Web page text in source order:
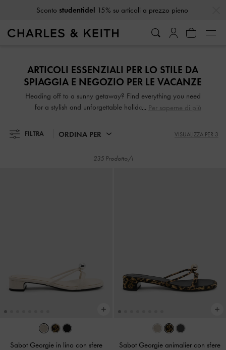
Ricevi 10% di scontoiscrivendoti alla newsletter*
Ricevi10% di sconto iscrivendoti alla newsletter*
ARTICOLI ESSENZIALI PER LO STILE DA
SPIAGGIA E NEGOZIO PER LE VACANZE
Heading off to a sunny getaway? Find everything you need
for a stylish and unforgettable holiday – from strappy
to give you effortless beach-to-city looks for every occasion
Per saperne di più
FILTRA ORDINA PER VISUALIZZA PER 3
235 Prodotto/i
Sabot Georgie in lino con sfere
Sabot Georgie animalier con sfere